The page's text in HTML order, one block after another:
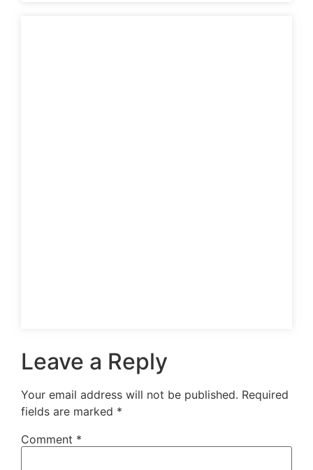
Leave a Reply
Your email address will not be published. Required
fields are marked *
Comment *